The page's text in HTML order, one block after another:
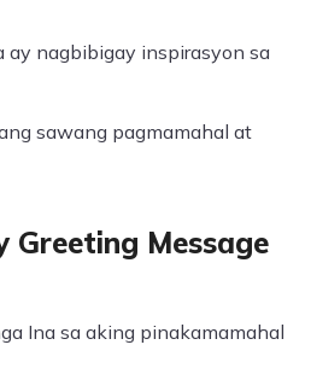
ay nagbibigay inspirasyon sa
sawang pagmamahal at
Greeting Message
Ina sa aking pinakamamahal